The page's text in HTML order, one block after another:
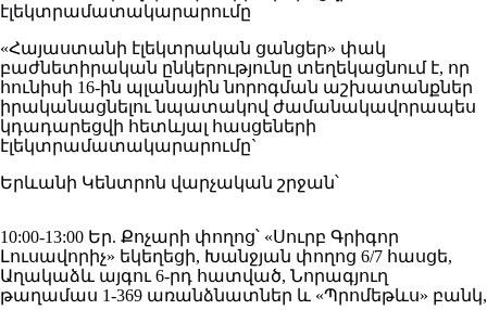
«Հայաստանի էլեկտրական ցանցեր» փակ
բաժնետիրական ընկերությունը տեղեկացնում է, որ
հունիսի 16-ին պլանային նորոգման աշխատանքներ
իրականացնելու նպատակով ժամանակավորապես
կդադարեցվի հետևյալ հասցեների
էլեկտրամատակարարումը`
Երևանի Կենտրոն վարչական շրջան՝
10:00-13:00 Եր. Քոչարի փողոց՝ «Սուրբ Գրիգոր
Լուսավորիչ» եկեղեցի, Խանջյան փողոց 6/7 հասցե,
Աղակաձև այգու 6-րդ հատված, Նորագյուղ
թաղամաս 1-369 առանձնատներ և «Պրոմեթևս» բանկ,